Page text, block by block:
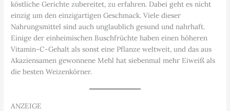
köstliche Gerichte zubereitet, zu erfahren. Dabei geht es nicht
einzig um den einzigartigen Geschmack. Viele dieser
Nahrungsmittel sind auch unglaublich gesund und nahrhaft.
Einige der einheimischen Buschfrüchte haben einen höheren
Vitamin-C-Gehalt als sonst eine Pflanze weltweit, und das aus
Akaziensamen gewonnene Mehl hat siebenmal mehr Eiweiß als
die besten Weizenkörner.
ANZEIGE